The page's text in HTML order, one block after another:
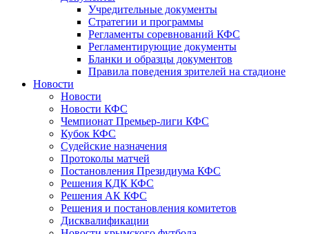
Учредительные документы
Стратегии и программы
Регламенты соревнований КФС
Регламентирующие документы
Бланки и образцы документов
Правила поведения зрителей на стадионе
Новости
Новости
Новости КФС
Чемпионат Премьер-лиги КФС
Кубок КФС
Судейские назначения
Протоколы матчей
Постановления Президиума КФС
Решения КДК КФС
Решения АК КФС
Решения и постановления комитетов
Дисквалификации